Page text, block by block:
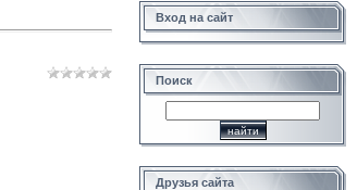
Вход на сайт
Поиск
Друзья сайта